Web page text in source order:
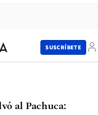
SUSCRÍBETE
al Pachuca: